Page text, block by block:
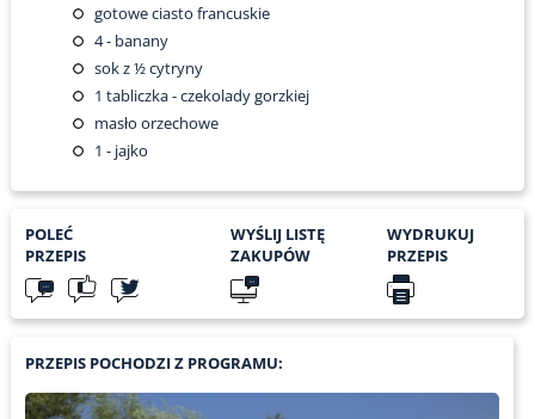
gotowe ciasto francuskie
4- banany
sok z ½ cytryny
1 tabliczka - czekolady gorzkiej
masło orzechowe
1 - jajko
POLEĆ
PRZEPIS
WYŚLIJ LISTĘ
ZAKUPÓW
WYDRUKUJ
PRZEPIS
PRZEPIS POCHODZI Z PROGRAMU: